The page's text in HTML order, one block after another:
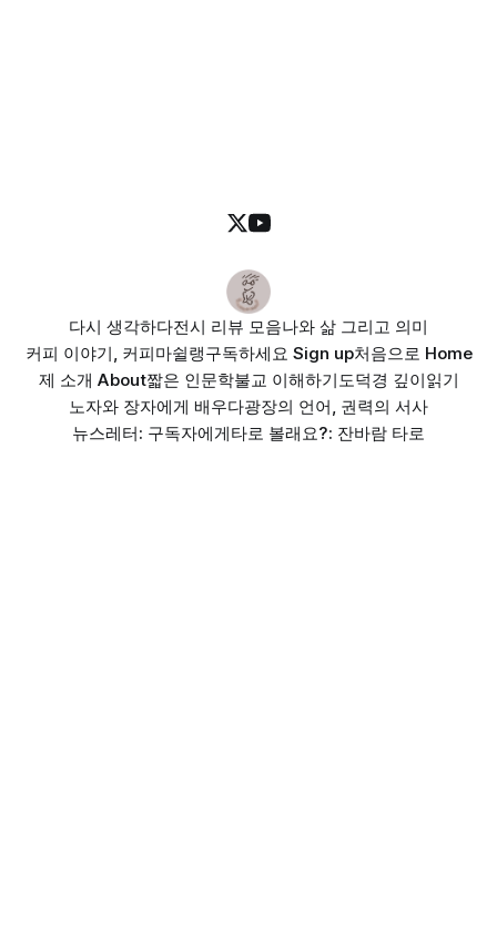
다시 생각하다전시 리뷰 모음나와 삶 그리고 의미
커피 이야기, 커피마쉴랭구독하세요 Sign up처음으로 Home
제 소개 About짧은 인문학불교 이해하기도덕경 깊이읽기
노자와 장자에게 배우다광장의 언어, 권력의 서사
뉴스레터: 구독자에게타로 볼래요?: 잔바람 타로